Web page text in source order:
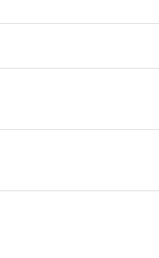
2條第5款之規定，